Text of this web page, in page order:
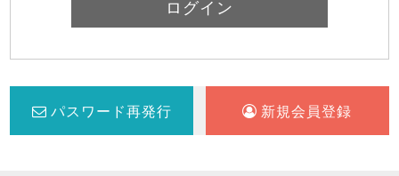
パスワード再発行 新規会員登録